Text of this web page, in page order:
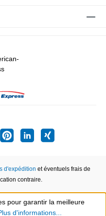
d'expédition et éventuels frais de
contraire.
pour garantir la meilleure
d'informations...